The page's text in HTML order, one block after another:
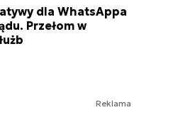
dla WhatsAppa
Przełom w
Reklama